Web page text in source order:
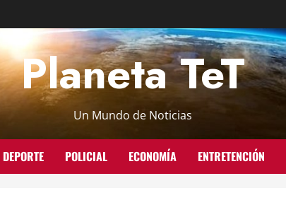
Planeta TeT
Un Mundo de Noticias
DEPORTE POLICIAL ECONOMÍA ENTRETENCIÓN